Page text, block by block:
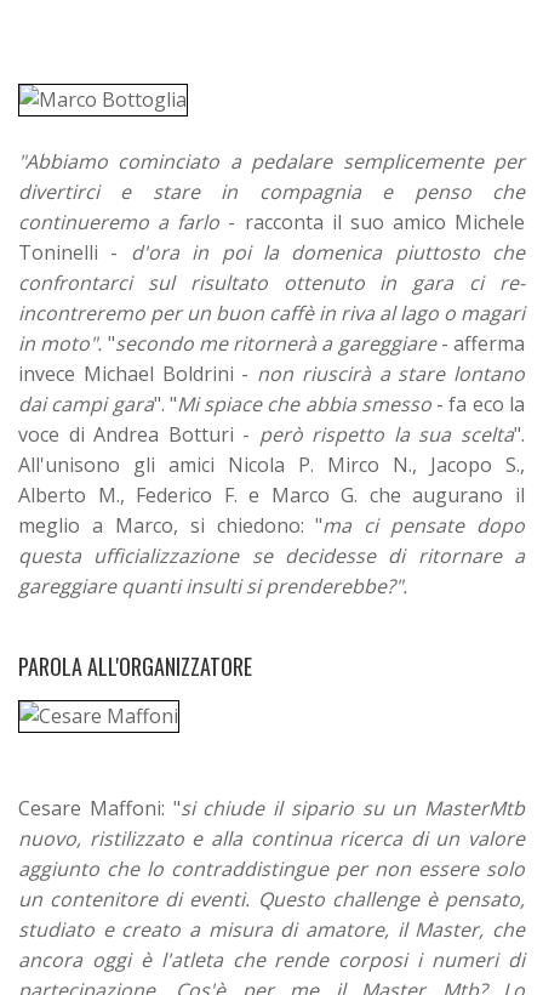
"Abbiamo cominciato a pedalare semplicemente per
divertirci e stare in compagnia e penso che
continueremo a farlo - racconta il suo amico Michele
Toninelli - d'ora in poi la domenica piuttosto che
confrontarci sul risultato ottenuto in gara ci re-
incontreremo per un buon caffè in riva al lago o magari
in moto". "secondo me ritornerà a gareggiare- afferma
invece Michael Boldrini - non riuscirà a stare lontano
dai campi gara". "Mi spiace che abbia smesso- fa eco la
voce di Andrea Botturi - però rispetto la sua scelta".
All'unisono gli amici Nicola P. Mirco N., Jacopo S.,
Alberto M., Federico F. e Marco G. che augurano il
meglio a Marco, si chiedono: "ma ci pensate dopo
questa ufficializzazione se decidesse di ritornare a
gareggiare quanti insulti si prenderebbe?".
PAROLA ALL'ORGANIZZATORE
Cesare Maffoni: "si chiude il sipario su un MasterMtb
nuovo, ristilizzato e alla continua ricerca di un valore
aggiunto che lo contraddistingue per non essere solo
un contenitore di eventi. Questo challenge è pensato,
studiato e creato a misura di amatore, il Master, che
ancora oggi è l'atleta che rende corposi i numeri di